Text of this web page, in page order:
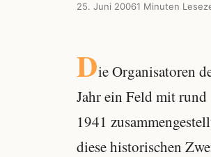
25. Juni 20061 Minuten
Die Organisatoren
Jahr ein Feld mit
1941
diese historischen